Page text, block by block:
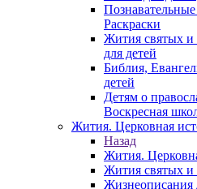
Раскраски
Жития святых и
для детей
Библия,
детей
Детям о
Воскресная
Жития. Церковная
Назад
Жития.
Жития святых